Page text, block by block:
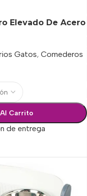
Elevado De Acero
Gatos, Comederos
Carrito
de entrega